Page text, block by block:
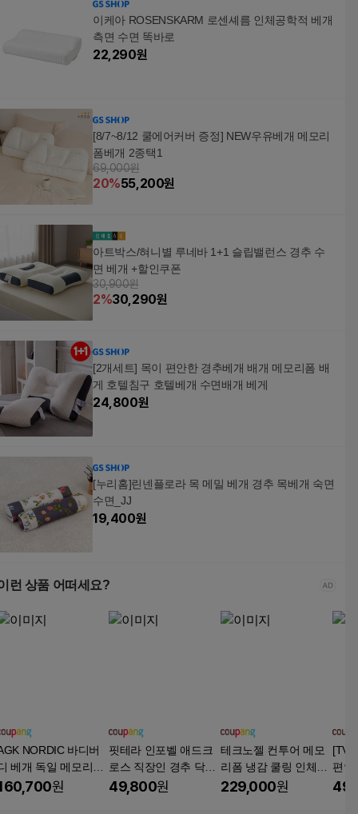
이케아 ROSENSKARM 로센셰름 인체공학적 베개
측면 수면 똑바로
22,290원
[8/7~8/12 쿨에어커버 증정] NEW우유베개 메모리
폼베개 2종택1
69,000원
20%55,200원
아트박스/혀니별 루네바 1+1 슬립밸런스 경추 수
면 베개 +할인쿠폰
30,900원
2%30,290원
[2개세트] 목이 편안한 경추베개 배개 메모리폼 배
게 호텔침구 호텔베개 수면배개 베게
24,800원
[누리홈]린넨플로라 목 메밀 베개 경추 목베개 숙면
수면_JJ
19,400원
런 상품 어떠세요?
NORDIC 바디버
베개 독일 메모리폼
체공학 편한 숙면 베
원
핏테라 인포벨 애드크
로스 직장인 경추 닥터
그래핀 베개, 그레이, 1
49,800원
테크노젤 컨투어 메모
리폼 냉감 쿨링 인체공
학 베개, 화이트, 1개
229,000원
[TV
편안
김문